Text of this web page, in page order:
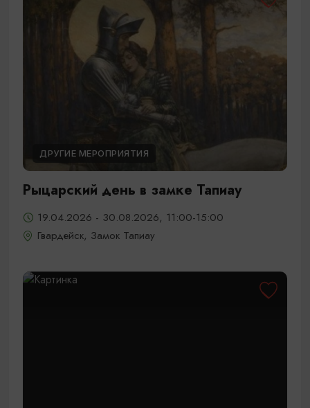
ДРУГИЕ МЕРОПРИЯТИЯ
Рыцарский день в замке Тапиау
19.04.2026 - 30.08.2026, 11:00-15:00
Гвардейск, Замок Тапиау